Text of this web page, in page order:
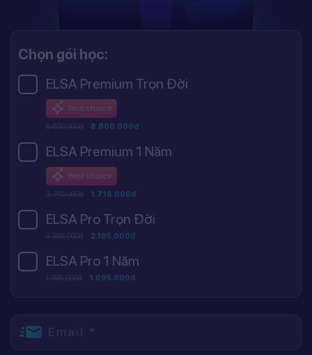
Chọn gói học:
ELSA Premium Trọn Đời
Best choice
8.800.000đ 8.800.000đ
ELSA Premium 1 Năm
Best choice
2.745.000đ 1.716.000đ
ELSA Pro Trọn Đời
3.395.000đ 2.195.000đ
ELSA Pro 1 Năm
1.595.000đ 1.095.000đ
Email *